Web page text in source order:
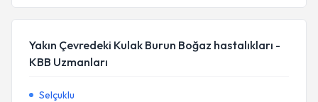
Yakın Çevredeki Kulak Burun Boğaz hastalıkları -
KBB Uzmanları
Selçuklu